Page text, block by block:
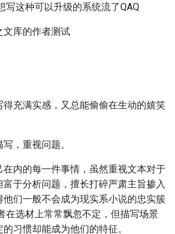
写这种可以升级的系统流了QAQ
文库的作者测试
充满实感，又总能偷偷在生动的嬉笑
，重视问题。
内的每一件事情，虽然重视文本对于
于分析问题，擅长打碎严肃主旨掺入
们一般不会成为现实系小说的忠实簇
在选材上常常飘忽不定，但描写场景
习惯却能成为他们的特征。